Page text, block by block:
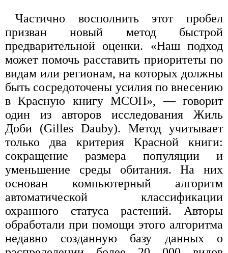
Частично восполнить этот пробел
призван новый метод быстрой
предварительной оценки. «Наш подход
может помочь расставить приоритеты по
видам или регионам, на которых должны
быть сосредоточены усилия по внесению
в Красную книгу МСОП», — говорит
один из авторов исследования Жиль
Доби (Gilles Dauby). Метод учитывает
только два критерия Красной книги:
сокращение размера популяции и
уменьшение среды обитания. На них
основан компьютерный алгоритм
автоматической классификации
охранного статуса растений. Авторы
обработали при помощи этого алгоритма
недавно созданную базу данных о